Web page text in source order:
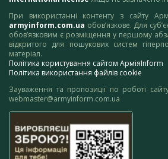
При використанні контенту з сайту
armyinform.com.ua обов’язкове. Для
обов’язковим є розміщення у першому
відкритого для пошукових систем
матеріал.
Політика користування сайтом АрміяInform
Політика використання файлів cookie
Зауваження та пропозиції по роботі
webmaster@armyinform.com.ua